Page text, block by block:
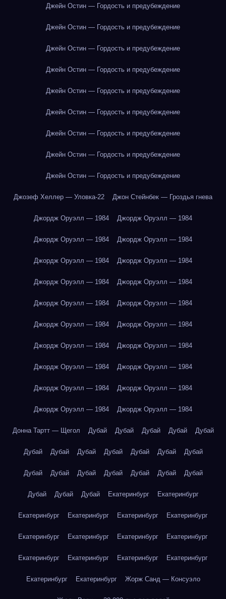
Джейн Остин — Гордость и предубеждение
Джейн Остин — Гордость и предубеждение
Джейн Остин — Гордость и предубеждение
Джейн Остин — Гордость и предубеждение
Джейн Остин — Гордость и предубеждение
Джейн Остин — Гордость и предубеждение
Джейн Остин — Гордость и предубеждение
Джейн Остин — Гордость и предубеждение
Джейн Остин — Гордость и предубеждение
Джозеф Хеллер — Уловка-22 Джон Стейнбек — Гроздья гнева
Джордж Оруэлл — 1984 Джордж Оруэлл — 1984
Джордж Оруэлл — 1984 Джордж Оруэлл — 1984
Джордж Оруэлл — 1984 Джордж Оруэлл — 1984
Джордж Оруэлл — 1984 Джордж Оруэлл — 1984
Джордж Оруэлл — 1984 Джордж Оруэлл — 1984
Джордж Оруэлл — 1984 Джордж Оруэлл — 1984
Джордж Оруэлл — 1984 Джордж Оруэлл — 1984
Джордж Оруэлл — 1984 Джордж Оруэлл — 1984
Джордж Оруэлл — 1984 Джордж Оруэлл — 1984
Джордж Оруэлл — 1984 Джордж Оруэлл — 1984
Донна Тартт — Щегол Дубай Дубай Дубай Дубай Дубай
Дубай Дубай Дубай Дубай Дубай Дубай Дубай
Дубай Дубай Дубай Дубай Дубай Дубай Дубай
Дубай Дубай Дубай Екатеринбург Екатеринбург
Екатеринбург Екатеринбург Екатеринбург Екатеринбург
Екатеринбург Екатеринбург Екатеринбург Екатеринбург
Екатеринбург Екатеринбург Екатеринбург Екатеринбург
Екатеринбург Екатеринбург Жорж Санд — Консуэло